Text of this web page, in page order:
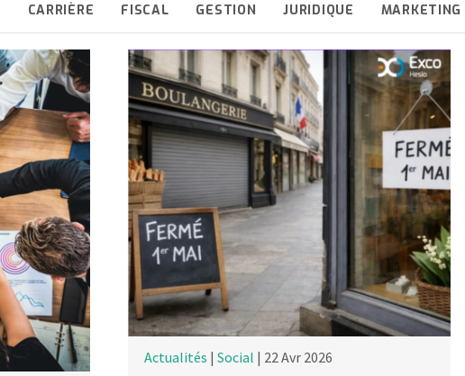
CARRIÈRE FISCAL GESTION JURIDIQUE MARKETING
Actualités | Social | 22 Avr 2026